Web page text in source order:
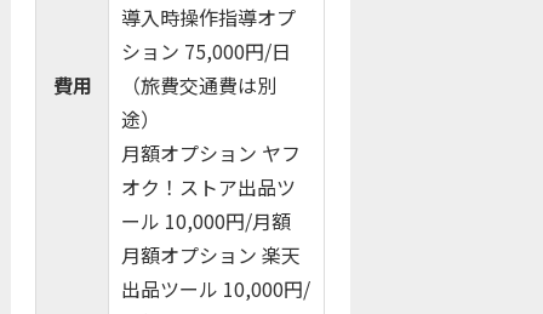
費用
導入時操作指導オプ
ション 75,000円/日
（旅費交通費は別
途）
月額オプション ヤフ
オク！ストア出品ツ
ール 10,000円/月額
月額オプション 楽天
出品ツール 10,000円/